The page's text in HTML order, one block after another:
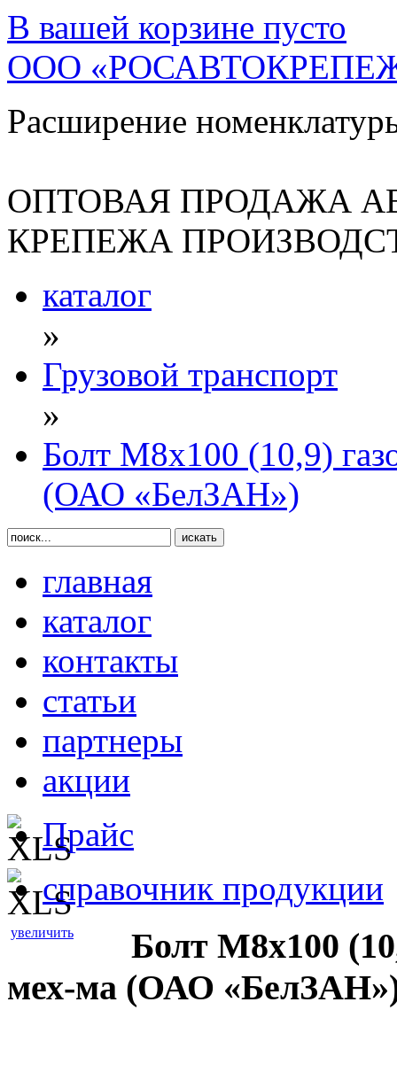
В вашей корзине пусто
ООО
Расширение
ОПТОВАЯ ПРОДАЖА
КРЕПЕЖА
каталог
»
Грузовой транспорт
»
Болт М8х100 (10,9)
(ОАО «БелЗАН»)
главная
каталог
контакты
статьи
партнеры
акции
Прайс
справочник продукции
увеличить
Болт М8х100
мех-ма (ОАО